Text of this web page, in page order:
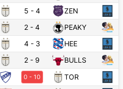
5 - 4
ZEN
2 - 4
PEAKY
4- 3
HEE
2 - 9
BULLS
0 - 10
TOR